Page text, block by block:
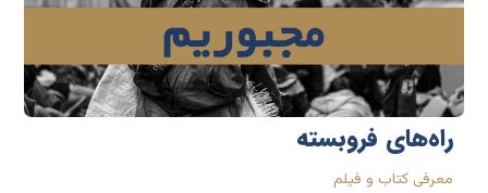
راه‌های فروبسته
معرفی کتاب و فیلم